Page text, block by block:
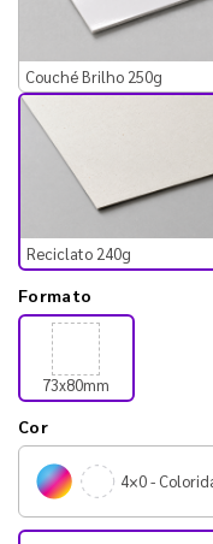
Couché Brilho 250g
Reciclato 240g
Formato
73x80mm
Cor
4×0 -